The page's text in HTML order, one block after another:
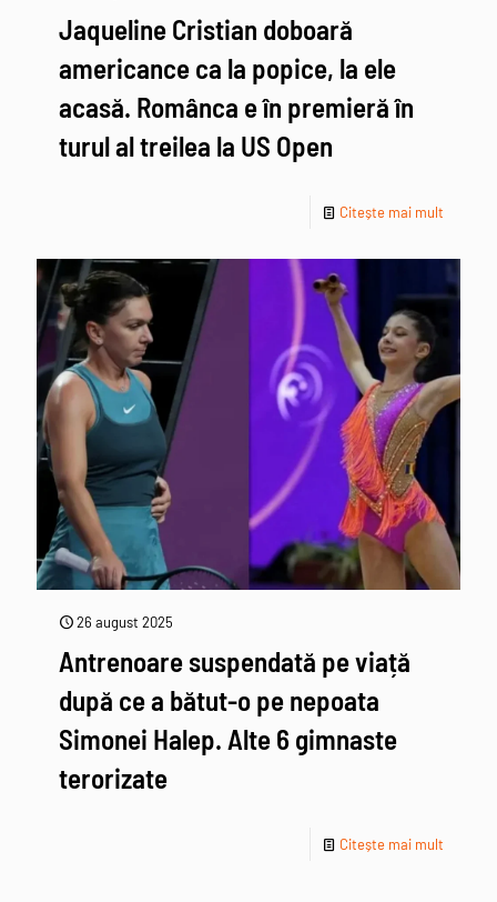
Jaqueline Cristian doboară
americance ca la popice, la ele
acasă. Românca e în premieră în
turul al treilea la US Open
Citește mai mult
26 august 2025
Antrenoare suspendată pe viață
după ce a bătut-o pe nepoata
Simonei Halep. Alte 6 gimnaste
terorizate
Citește mai mult